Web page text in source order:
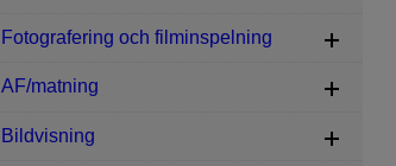
Fotografering och filminspelning
AF/matning
Bildvisning